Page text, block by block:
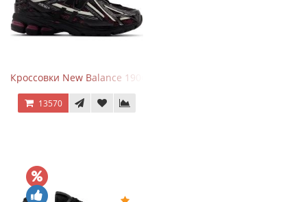
Кроссовки New Balance 1906A Dragon Berry
13570